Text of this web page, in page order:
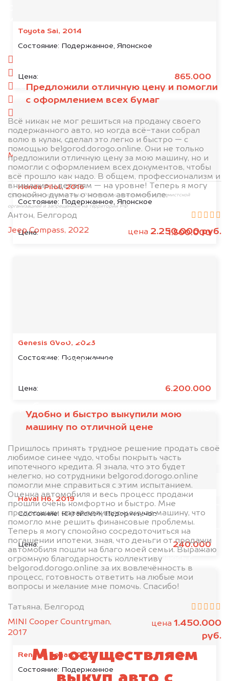
Toyota Sai, 2014
Состояние: Подержанное, Японское
Цена: 865.000
Honda Pilot, 2016
Состояние: Подержанное, Японское
Цена: 1.500.000
Genesis GV80, 2023
Состояние: Подержанное
Цена: 6.200.000
Haval H6, 2019
Состояние: Китайское, Подержанное
Цена: 240.000
Renault Logan, 2022
Состояние: Подержанное
Предложили отличную цену и помогли
с оформлением всех бумаг
Всё никак не мог решиться на продажу своего
подержанного авто, но когда всё-таки собрал
волю в кулак, сделал это легко и быстро — с
помощью belgorod.dorogo.online. Они не только
предложили отличную цену за мою машину, но и
помогли с оформлением всех документов, чтобы
всё прошло как надо. В общем, профессионализм и
внимание к деталям — на уровне! Теперь я могу
спокойно думать о новом автомобиле.
Антон, Белгород
Jeep Compass, 2022
цена 2.250.000 руб.
Удобно и быстро выкупили мою
машину по отличной цене
Пришлось принять трудное решение продать своё
любимое синее чудо, чтобы покрыть часть
ипотечного кредита. Я знала, что это будет
нелегко, но сотрудники belgorod.dorogo.online
помогли мне справиться с этим испытанием.
Оценка автомобиля и весь процесс продажи
прошли очень комфортно и быстро. Мне
предложили справедливую цену за машину, что
помогло мне решить финансовые проблемы.
Теперь я могу спокойно сосредоточиться на
погашении ипотеки, зная, что деньги от продажи
автомобиля пошли на благо моей семьи. Выражаю
огромную благодарность коллективу
belgorod.dorogo.online за их вовлечённость в
процесс, готовность ответить на любые мои
вопросы и желание мне помочь. Спасибо!
Татьяна, Белгород
MINI Cooper Countryman,
2017
цена 1.450.000
руб.
сзади
слева
справа
2. Отправьте фотографии на номер
+79584983298 по WhatsApp*,в мессенджер
MAX или на электронную почту
info@dorogo.online
*принадлежит компании Meta Platforms, Inc., признанной экстремистской
организацией и запрещённой на территории РФ
БЕСПЛАТНО
Узнайте стоимость авто с
Мы купим ваше такси на 20.000
руб. дороже, чем предлагают на
автоаукционах.
Узнать стоимость
Я даю согласие на обработку своих
персональных данных и соглашаюсь с
политикой конфиденциальности
Мы осуществляем